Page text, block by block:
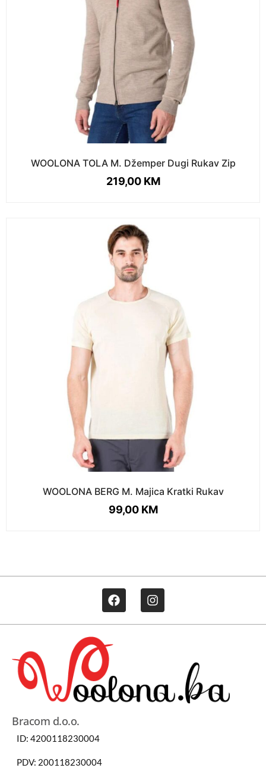
WOOLONA TOLA M. Džemper Dugi Rukav Zip
219,00 KM
WOOLONA BERG M. Majica Kratki Rukav
99,00 KM
Bracom d.o.o.
ID: 4200118230004
PDV: 200118230004